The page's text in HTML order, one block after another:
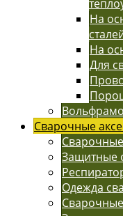
На
На
Для
Сварочные
Защитные
Одежда